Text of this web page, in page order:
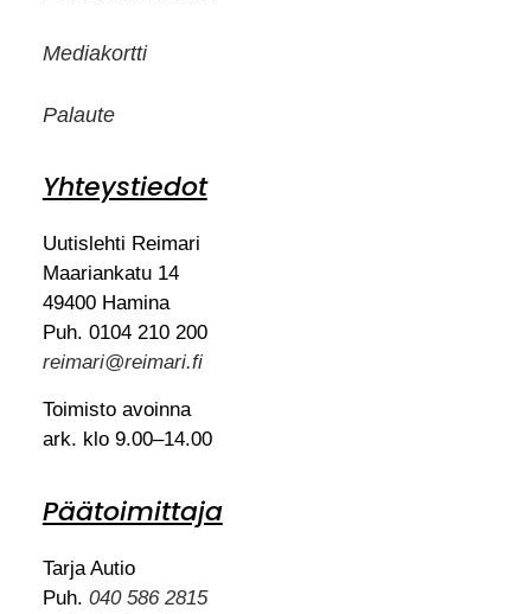
Mediakortti
Palaute
Yhteystiedot
Uutislehti Reimari
Maariankatu 14
49400 Hamina
Puh. 0104 210 200
reimari@reimari.fi
Toimisto avoinna
ark. klo 9.00–14.00
Päätoimittaja
Tarja Autio
Puh. 040 586 2815